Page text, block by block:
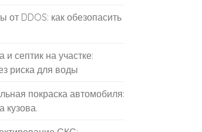
от DDOS: как обезопасить
септик на участке:
риска для воды
покраска автомобиля:
кузова.